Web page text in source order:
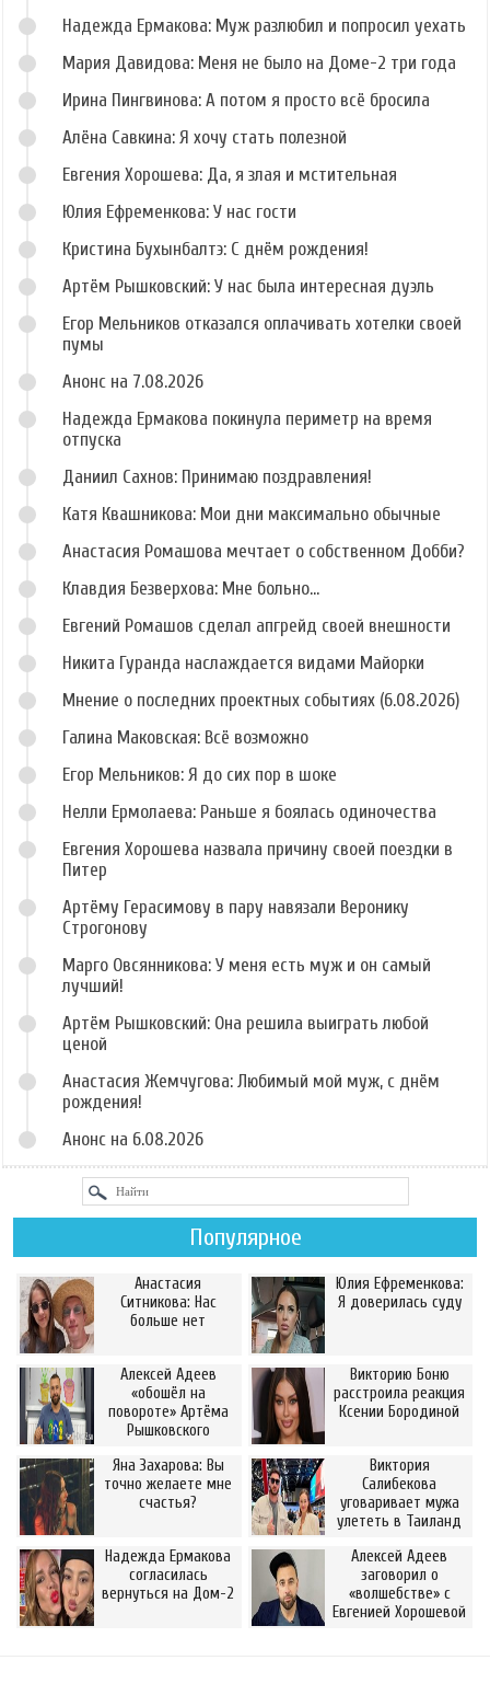
Надежда Ермакова: Муж разлюбил и попросил уехать
Мария Давидова: Меня не было на Доме-2 три года
Ирина Пингвинова: А потом я просто всё бросила
Алёна Савкина: Я хочу стать полезной
Евгения Хорошева: Да, я злая и мстительная
Юлия Ефременкова: У нас гости
Кристина Бухынбалтэ: С днём рождения!
Артём Рышковский: У нас была интересная дуэль
Егор Мельников отказался оплачивать хотелки своей
пумы
Анонс на 7.08.2026
Надежда Ермакова покинула периметр на время
отпуска
Даниил Сахнов: Принимаю поздравления!
Катя Квашникова: Мои дни максимально обычные
Анастасия Ромашова мечтает о собственном Добби?
Клавдия Безверхова: Мне больно...
Евгений Ромашов сделал апгрейд своей внешности
Никита Гуранда наслаждается видами Майорки
Мнение о последних проектных событиях (6.08.2026)
Галина Маковская: Всё возможно
Егор Мельников: Я до сих пор в шоке
Нелли Ермолаева: Раньше я боялась одиночества
Евгения Хорошева назвала причину своей поездки в
Питер
Артёму Герасимову в пару навязали Веронику
Строгонову
Марго Овсянникова: У меня есть муж и он самый
лучший!
Артём Рышковский: Она решила выиграть любой
ценой
Анастасия Жемчугова: Любимый мой муж, с днём
рождения!
Анонс на 6.08.2026
Популярное
Анастасия
Ситникова: Нас
больше нет
Юлия Ефременкова:
Я доверилась суду
Алексей Адеев
«обошёл на
повороте» Артёма
Рышковского
Викторию Боню
расстроила реакция
Ксении Бородиной
Яна Захарова: Вы
точно желаете мне
счастья?
Виктория
Салибекова
уговаривает мужа
улететь в Таиланд
Надежда Ермакова
согласилась
вернуться на Дом-2
Алексей Адеев
заговорил о
«волшебстве» с
Евгенией Хорошевой